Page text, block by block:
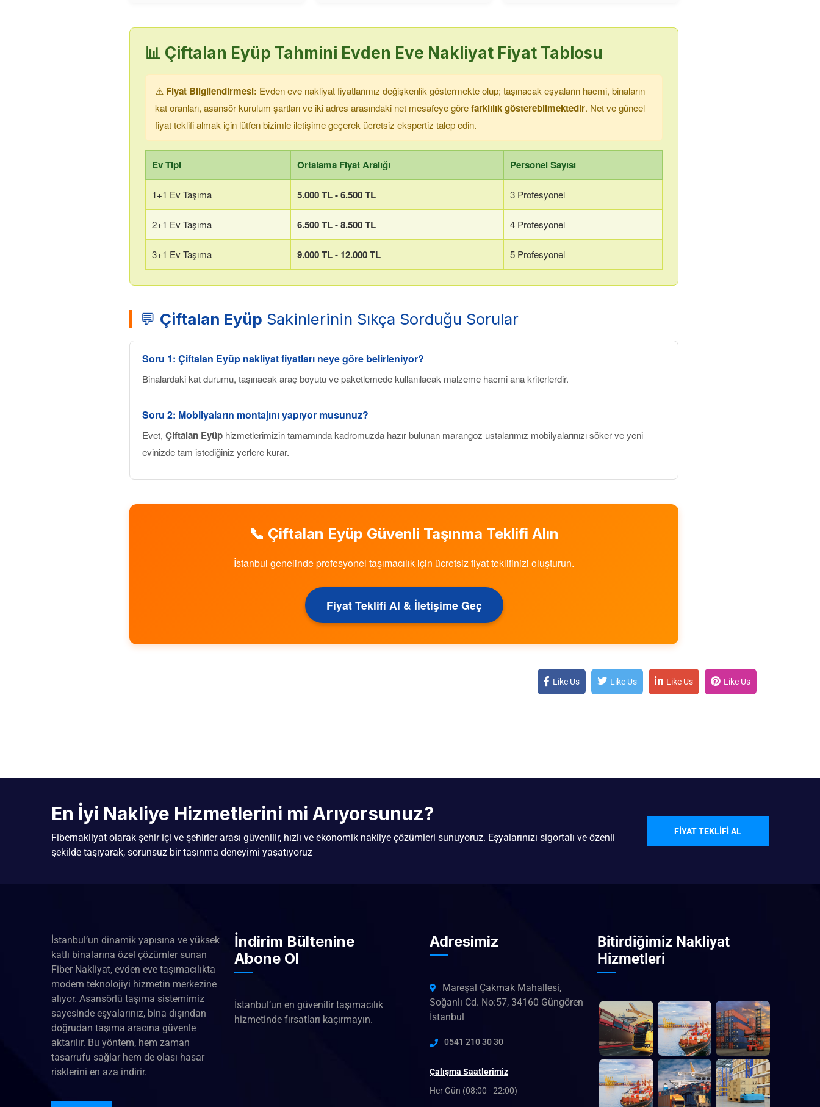
📊 Çiftalan Eyüp Tahmini Evden Eve Nakliyat Fiyat Tablosu
⚠️ Fiyat Bilgilendirmesi: Evden eve nakliyat fiyatlarımız değişkenlik göstermekte olup; taşınacak eşyaların hacmi, binaların
kat oranları, asansör kurulum şartları ve iki adres arasındaki net mesafeye görefarklılık gösterebilmektedir. Net ve güncel
fiyat teklifi almak için lütfen bizimle iletişime geçerek ücretsiz ekspertiz talep edin.
Ev Tipi Ortalama Fiyat Aralığı Personel Sayısı
1+1 Ev Taşıma 5.000 TL - 6.500 TL 3 Profesyonel
2+1 Ev Taşıma 6.500 TL - 8.500 TL 4 Profesyonel
3+1 Ev Taşıma 9.000 TL - 12.000 TL 5 Profesyonel
💬 Çiftalan Eyüp Sakinlerinin Sıkça Sorduğu Sorular
Soru 1: Çiftalan Eyüp nakliyat fiyatları neye göre belirleniyor?
Binalardaki kat durumu, taşınacak araç boyutu ve paketlemede kullanılacak malzeme hacmi ana kriterlerdir.
Soru 2: Mobilyaların montajını yapıyor musunuz?
Evet, Çiftalan Eyüp hizmetlerimizin tamamında kadromuzda hazır bulunan marangoz ustalarımız mobilyalarınızı söker ve yeni
evinizde tam istediğiniz yerlere kurar.
📞 Çiftalan Eyüp Güvenli Taşınma Teklifi Alın
İstanbul genelinde profesyonel taşımacılık için ücretsiz fiyat teklifinizi oluşturun.
Fiyat Teklifi Al & İletişime Geç
Like Us Like Us Like Us Like Us
En İyi Nakliye Hizmetlerini mi Arıyorsunuz?
Fibernakliyat olarak şehir içi ve şehirler arası güvenilir, hızlı ve ekonomik nakliye çözümleri sunuyoruz. Eşyalarınızı sigortalı ve özenli
şekilde taşıyarak, sorunsuz bir taşınma deneyimi yaşatıyoruz
FIYAT TEKLIFI AL
İstanbul’un dinamik yapısına ve yüksek
katlı binalarına özel çözümler sunan
Fiber Nakliyat, evden eve taşımacılıkta
modern teknolojiyi hizmetin merkezine
alıyor. Asansörlü taşıma sistemimiz
sayesinde eşyalarınız, bina dışından
doğrudan taşıma aracına güvenle
aktarılır. Bu yöntem, hem zaman
tasarrufu sağlar hem de olası hasar
risklerini en aza indirir.
İndirim Bültenine
Abone Ol
İstanbul’un en güvenilir taşımacılık
hizmetinde fırsatları kaçırmayın.
Adresimiz
Mareşal Çakmak Mahallesi,
Soğanlı Cd. No:57, 34160 Güngören
İstanbul
0541 210 30 30
Çalışma Saatlerimiz
Her Gün (08:00 - 22:00)
Bitirdiğimiz Nakliyat
Hizmetleri